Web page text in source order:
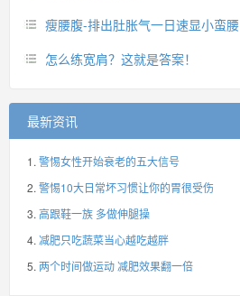
瘦腰腹-排出肚胀气一日速显小蛮腰
怎么练宽肩？这就是答案！
最新资讯
警惕女性开始衰老的五大信号
警惕10大日常坏习惯让你的胃很受伤
高跟鞋一族 多做伸腿操
减肥只吃蔬菜当心越吃越胖
两个时间做运动 减肥效果翻一倍